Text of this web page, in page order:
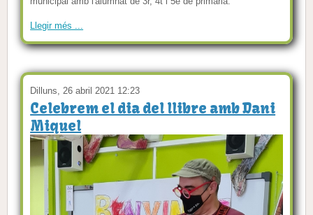
Llegir més ...
Dilluns, 26 abril 2021 12:23
Celebrem el dia del llibre amb Dani
Miquel